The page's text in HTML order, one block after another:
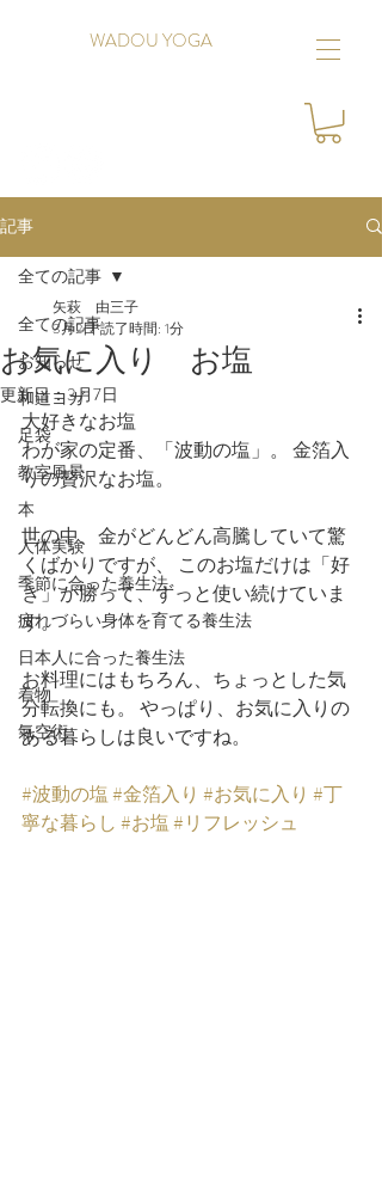
WADOU YOGA
記事
全ての記事
お知らせ
和道ヨガ
足袋
教室風景
本
人体実験
季節に合った養生法
疲れづらい身体を育てる養生法
日本人に合った養生法
着物
氣空術
全ての記事
お気に入り お塩
矢萩 由三子
3月2日読了時間: 1分
更新日：3月7日
大好きなお塩
わが家の定番、「波動の塩」。 金箔入
りの贅沢なお塩。
世の中、金がどんどん高騰していて驚
くばかりですが、 このお塩だけは「好
き」が勝って、ずっと使い続けていま
す。
お料理にはもちろん、ちょっとした気
分転換にも。 やっぱり、お気に入りの
ある暮らしは良いですね。
#波動の塩#金箔入り #お気に入り #丁
寧な暮らし #お塩#リフレッシュ